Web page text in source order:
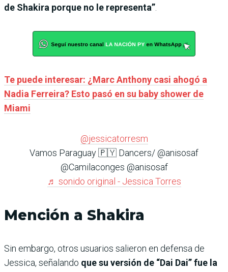
de Shakira porque no le representa”
Te puede interesar: ¿Marc Anthony casi ahogó a
Nadia Ferreira? Esto pasó en su baby shower de
Miami
@jessicatorresm
Vamos Paraguay 🇵🇾 Dancers/ @anisosaf
@Camilaconges @anisosaf
♬ sonido original - Jessica Torres
Mención a Shakira
Sin embargo, otros usuarios salieron en defensa de
Jessica, señalando que su versión de “Dai Dai” fue la